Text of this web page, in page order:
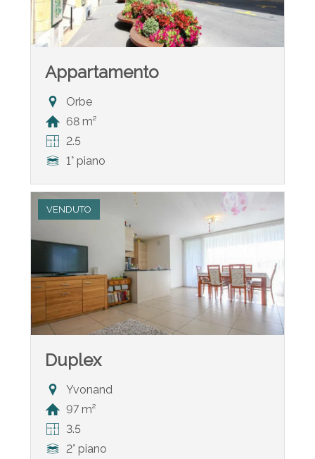
Appartamento
Orbe
68 m²
2.5
1° piano
VENDUTO
Duplex
Yvonand
97 m²
3.5
2° piano